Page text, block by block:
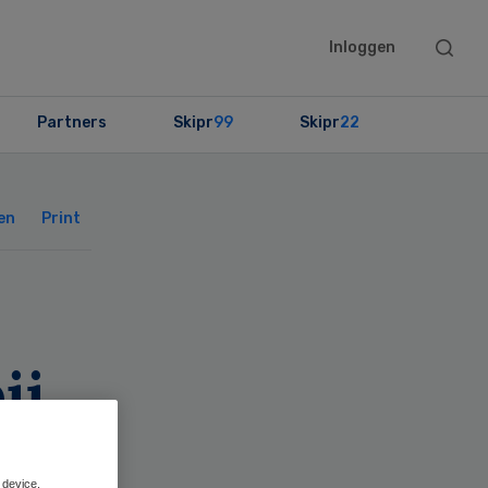
Inloggen
Search
Partners Skipr99 Skipr22
Print